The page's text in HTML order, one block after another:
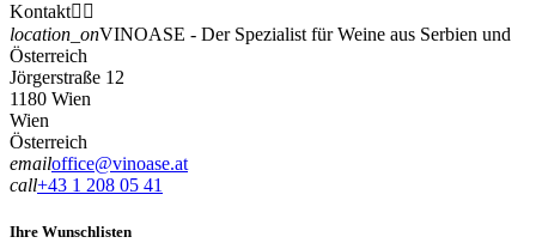
Kontakt 
location_onVINOASE - Der Spezialist für Weine aus Serbien und
Österreich
Jörgerstraße 12
1180 Wien
Wien
Österreich
emailoffice@vinoase.at
call+43 1 208 05 41
Ihre Wunschlisten